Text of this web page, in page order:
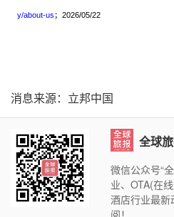
y/about-us ；2026/05/22
消息来源：立邦中国
全球
微信公众号“
业、OTA(在
酒店行业最
阅！